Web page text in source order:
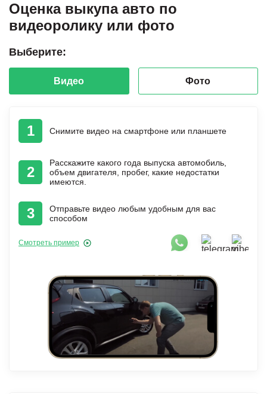
Оценка выкупа авто по
видеоролику или фото
Выберите:
Видео Фото
1 Снимите видео на смартфоне или планшете
2
Расскажите какого года выпуска автомобиль,
объем двигателя, пробег, какие недостатки
имеются.
3
Отправьте видео любым удобным для вас
способом
Смотреть пример